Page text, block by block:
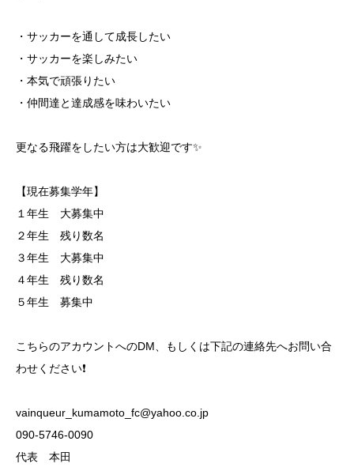
・サッカーを通して成長したい
・サッカーを楽しみたい
・本気で頑張りたい
・仲間達と達成感を味わいたい
更なる飛躍をしたい方は大歓迎です✨
【現在募集学年】
１年生 大募集中
２年生 残り数名
３年生 大募集中
４年生 残り数名
５年生 募集中
こちらのアカウントへのDM、もしくは下記の連絡先へお問い合
わせください❗️
vainqueur_kumamoto_fc@yahoo.co.jp
090-5746-0090
代表 本田